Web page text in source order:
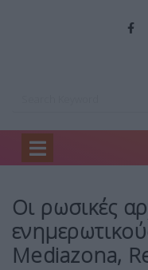
Home
Οι ρωσικές
Mediazona,